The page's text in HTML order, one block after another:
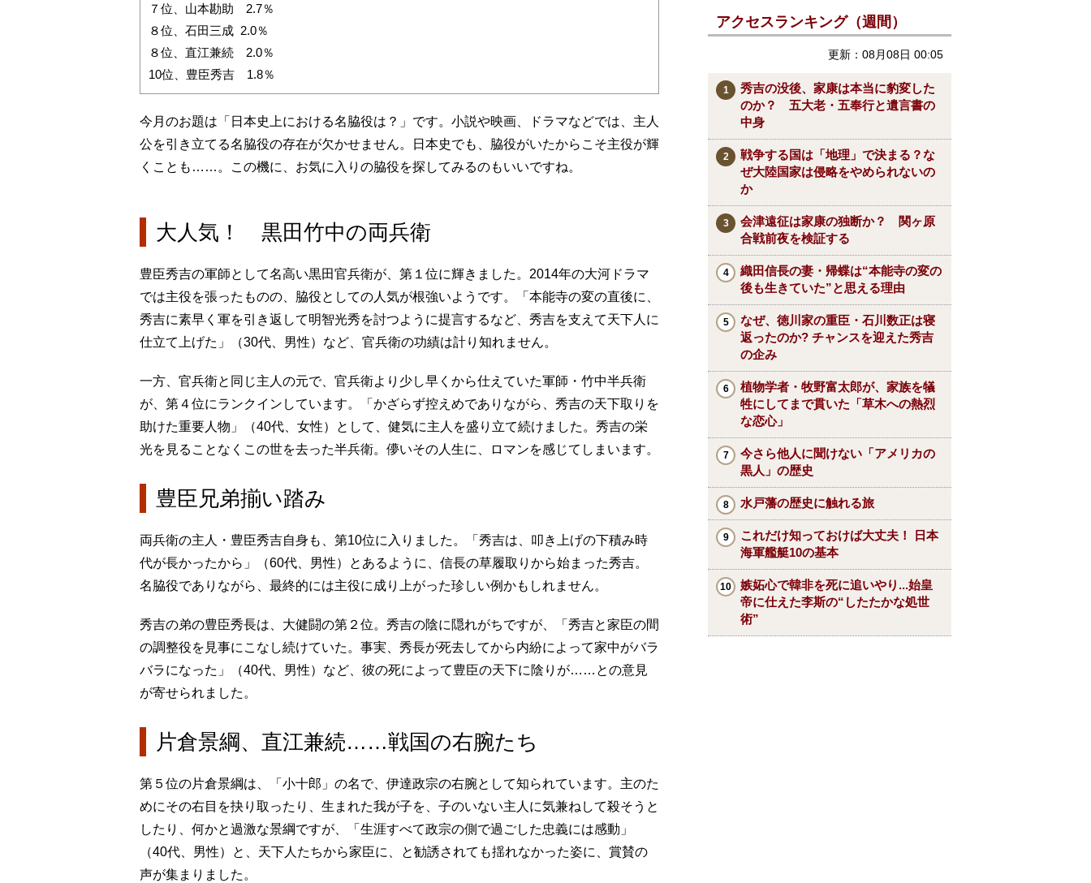
７位、山本勘助 2.7％
８位、石田三成 2.0％
８位、直江兼続 2.0％
10位、豊臣秀吉 1.8％
今月のお題は「日本史上における名脇役は？」です。小説や映画、ドラマなどでは、主人
公を引き立てる名脇役の存在が欠かせません。日本史でも、脇役がいたからこそ主役が輝
くことも……。この機に、お気に入りの脇役を探してみるのもいいですね。
大人気！ 黒田竹中の両兵衛
豊臣秀吉の軍師として名高い黒田官兵衛が、第１位に輝きました。2014年の大河ドラマ
では主役を張ったものの、脇役としての人気が根強いようです。「本能寺の変の直後に、
秀吉に素早く軍を引き返して明智光秀を討つように提言するなど、秀吉を支えて天下人に
仕立て上げた」（30代、男性）など、官兵衛の功績は計り知れません。
一方、官兵衛と同じ主人の元で、官兵衛より少し早くから仕えていた軍師・竹中半兵衛
が、第４位にランクインしています。「かざらず控えめでありながら、秀吉の天下取りを
助けた重要人物」（40代、女性）として、健気に主人を盛り立て続けました。秀吉の栄
光を見ることなくこの世を去った半兵衛。儚いその人生に、ロマンを感じてしまいます。
豊臣兄弟揃い踏み
両兵衛の主人・豊臣秀吉自身も、第10位に入りました。「秀吉は、叩き上げの下積み時
代が長かったから」（60代、男性）とあるように、信長の草履取りから始まった秀吉。
名脇役でありながら、最終的には主役に成り上がった珍しい例かもしれません。
秀吉の弟の豊臣秀長は、大健闘の第２位。秀吉の陰に隠れがちですが、「秀吉と家臣の間
の調整役を見事にこなし続けていた。事実、秀長が死去してから内紛によって家中がバラ
バラになった」（40代、男性）など、彼の死によって豊臣の天下に陰りが……との意見
が寄せられました。
片倉景綱、直江兼続……戦国の右腕たち
第５位の片倉景綱は、「小十郎」の名で、伊達政宗の右腕として知られています。主のた
めにその右目を抉り取ったり、生まれた我が子を、子のいない主人に気兼ねして殺そうと
したり、何かと過激な景綱ですが、「生涯すべて政宗の側で過ごした忠義には感動」
（40代、男性）と、天下人たちから家臣に、と勧誘されても揺れなかった姿に、賞賛の
声が集まりました。
アクセスランキング（週間）
更新：08月08日 00:05
秀吉の没後、家康は本当に豹変した
のか？ 五大老・五奉行と遺言書の
中身
戦争する国は「地理」で決まる？な
ぜ大陸国家は侵略をやめられないの
か
会津遠征は家康の独断か？ 関ヶ原
合戦前夜を検証する
織田信長の妻・帰蝶は“本能寺の変の
後も生きていた”と思える理由
なぜ、徳川家の重臣・石川数正は寝
返ったのか? チャンスを迎えた秀吉
の企み
植物学者・牧野富太郎が、家族を犠
牲にしてまで貫いた「草木への熱烈
な恋心」
今さら他人に聞けない「アメリカの
黒人」の歴史
水戸藩の歴史に触れる旅
これだけ知っておけば大丈夫！ 日本
海軍艦艇10の基本
嫉妬心で韓非を死に追いやり...始皇
帝に仕えた李斯の“したたかな処世
術”